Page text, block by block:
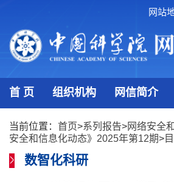
网站
首 页 组织机构 网信简介
当前位置： 首页>系列报告>网络安全
安全和信息化动态》2025年第12期>
数智化科研